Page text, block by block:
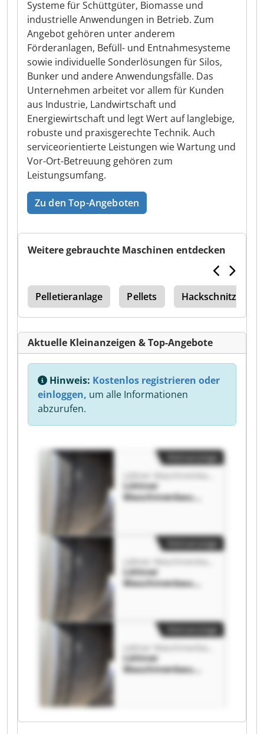
Systeme für Schüttgüter, Biomasse und
industrielle Anwendungen in Betrieb. Zum
Angebot gehören unter anderem
Förderanlagen, Befüll- und Entnahmesysteme
sowie individuelle Sonderlösungen für Silos,
Bunker und andere Anwendungsfälle. Das
Unternehmen arbeitet vor allem für Kunden
aus Industrie, Landwirtschaft und
Energiewirtschaft und legt Wert auf langlebige,
robuste und praxisgerechte Technik. Auch
serviceorientierte Leistungen wie Wartung und
Vor-Ort-Betreuung gehören zum
Leistungsumfang.
Zu den Top-Angeboten
Weitere gebrauchte Maschinen entdecken
Pelletieranlage Pellets Hackschnitzel
Aktuelle Kleinanzeigen & Top-Angebote
Hinweis: Kostenlos registrieren oder
einloggen, um alle Informationen
abzurufen.
Löttner
Maschinenbau
Löttner
Maschinenbau
Kleinanzeige
Löttner
Maschinenbau
Kleinanzeige